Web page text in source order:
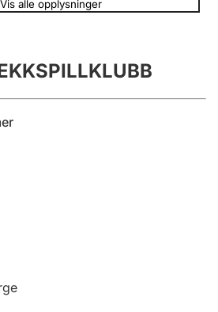
Vis alle opplysninger